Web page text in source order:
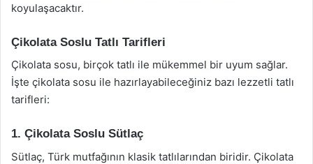
koyulaşacaktır.
Çikolata Soslu Tatlı Tarifleri
Çikolata sosu, birçok tatlı ile mükemmel bir uyum sağlar.
İşte çikolata sosu ile hazırlayabileceğiniz bazı lezzetli tatlı
tarifleri:
1. Çikolata Soslu Sütlaç
Sütlaç, Türk mutfağının klasik tatlılarından biridir. Çikolata